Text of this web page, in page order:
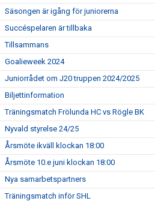
Säsongen är igång för juniorerna
Succéspelaren är tillbaka
Tillsammans
Goalieweek 2024
Juniorrådet om J20 truppen 2024/2025
Biljettinformation
Träningsmatch Frölunda HC vs Rögle BK
Nyvald styrelse 24/25
Årsmöte ikväll klockan 18:00
Årsmöte 10.e juni klockan 18:00
Nya samarbetspartners
Träningsmatch inför SHL